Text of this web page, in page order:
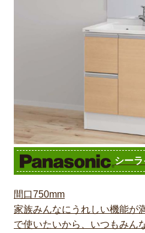
シー
間口750mm
家族みんなにうれしい機能が
で使いたいから、いつもみん